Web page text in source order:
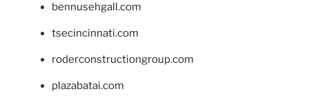
bennusehgall.com
tsecincinnati.com
roderconstructiongroup.com
plazabatai.com